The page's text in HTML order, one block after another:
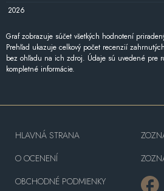
2026
Graf zobrazuje súčet všetkých hodnotení
Prehľad ukazuje celkový počet recenzií
bez ohľadu na ich zdroj. Údaje sú uvedené pre
kompletné informácie.
HLAVNÁ STRANA
O OCENENÍ
OBCHODNÉ PODMIENKY